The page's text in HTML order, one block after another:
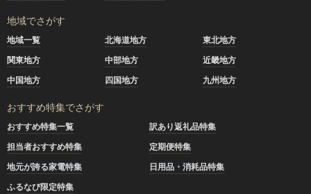
地域でさがす
地域一覧 北海道地方
東北地方
関東地方
中部地方
近畿地方
中国地方
四国地方 九州地方
おすすめ特集でさがす
おすすめ特集一覧
訳あり返礼品特集
担当者おすすめ特集
定期便特集
地元が誇る家電特集
日用品・消耗品特集
ふるなび限定特集